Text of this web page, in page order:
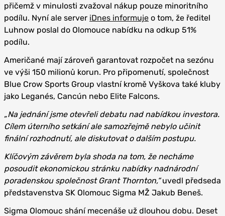
přičemž v minulosti zvažoval nákup pouze minoritního
podílu. Nyní ale server iDnes informuje o tom, že ředitel
Luhnow poslal do Olomouce nabídku na odkup 51%
podílu.
Američané mají zároveň garantovat rozpočet na sezónu
ve výši 150 milionů korun. Pro připomenutí, společnost
Blue Crow Sports Group vlastní kromě Vyškova také kluby
jako Leganés, Cancún nebo Elite Falcons.
„Na jednání jsme otevřeli debatu nad nabídkou investora.
Cílem úterního setkání ale samozřejmě nebylo učinit
finální rozhodnutí, ale diskutovat o dalším postupu.
Klíčovým závěrem byla shoda na tom, že necháme
posoudit ekonomickou stránku nabídky nadnárodní
poradenskou společnost Grant Thornton,“uvedl předseda
představenstva SK Olomouc Sigma MŽ Jakub Beneš.
Sigma Olomouc shání mecenáše už dlouhou dobu. Deset